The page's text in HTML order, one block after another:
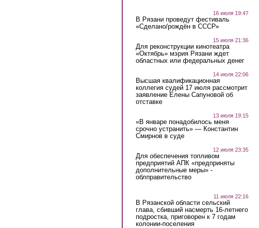
16 июля 19:47
В Рязани проведут фестиваль
«Сделано/рождён в СССР»
15 июля 21:36
Для реконструкции кинотеатра
«Октябрь» мэрия Рязани ждет
областных или федеральных денег
14 июля 22:06
Высшая квалификационная
коллегия судей 17 июля рассмотрит
заявление Елены Сапуновой об
отставке
13 июля 19:15
«В январе понадобилось меня
срочно устранить» — Константин
Смирнов в суде
12 июля 23:35
Для обеспечения топливом
предприятий АПК «предприняты
дополнительные меры» -
облправительство
11 июля 22:16
В Рязанской области сельский
глава, сбивший насмерть 16-летнего
подростка, приговорен к 7 годам
колонии-поселения